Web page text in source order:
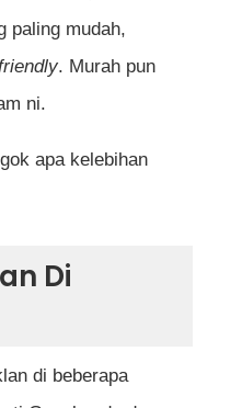
paling mudah,
. Murah pun
ni.
apa kelebihan
Di
di beberapa